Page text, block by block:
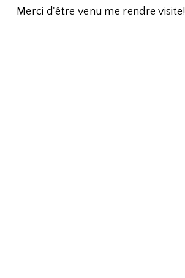
Merci d'être venu me rendre visite!